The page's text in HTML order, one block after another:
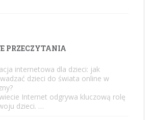
PRZECZYTANIA
internetowa dla dzieci: jak
dzieci do świata online w
Internet odgrywa kluczową rolę
dzieci. …